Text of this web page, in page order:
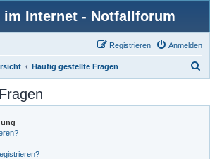
im Internet - Notfallforum
Anmelden
Registrieren
Häufig gestellte Fragen